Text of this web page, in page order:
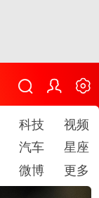
科技
视频
汽车
星座
微博 更多